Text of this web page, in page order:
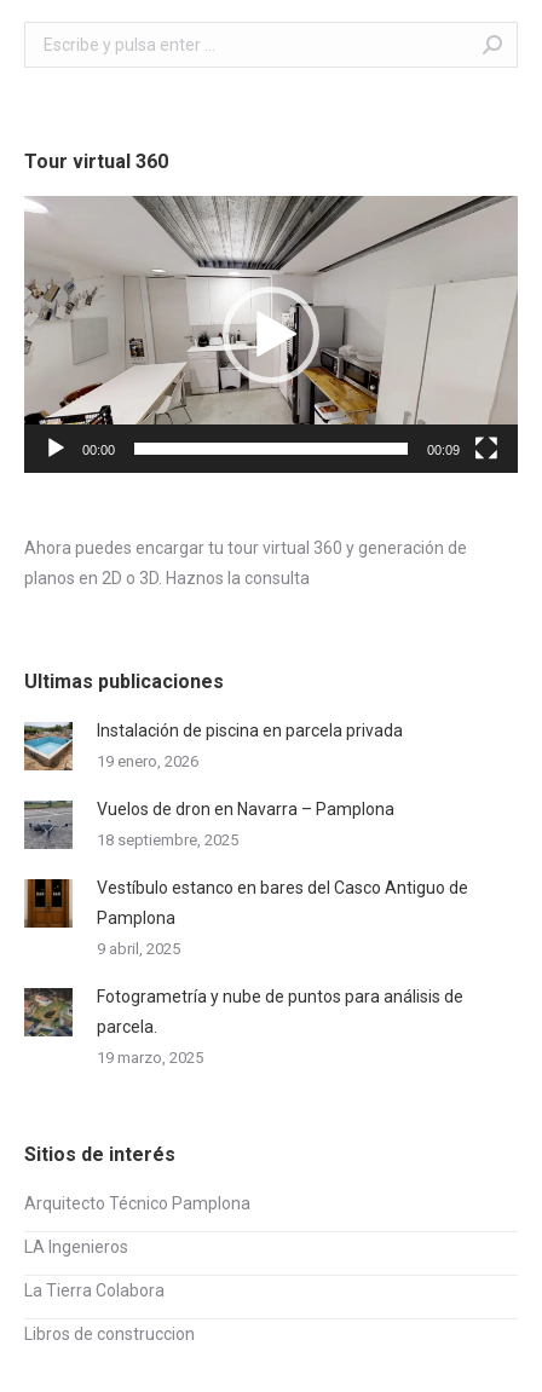
Buscar:
Tour virtual 360
Reproductor
00:00 00:09
Ahora puedes encargar tu tour virtual 360 y generación de
planos en 2D o 3D. Haznos la consulta
Ultimas publicaciones
Instalación de piscina en parcela privada
19 enero, 2026
Vuelos de dron en Navarra – Pamplona
18 septiembre, 2025
Vestíbulo estanco en bares del Casco Antiguo de
Pamplona
9 abril, 2025
Fotogrametría y nube de puntos para análisis de
parcela.
19 marzo, 2025
Sitios de interés
Arquitecto Técnico Pamplona
LA Ingenieros
La Tierra Colabora
Libros de construccion